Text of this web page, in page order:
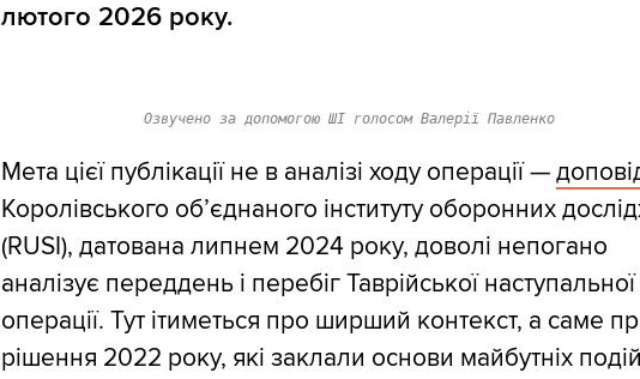
лютого 2026 року.
Озвучено за допомогою ШІ голосом Валерії Павленко
Мета цієї публікації не в аналізі ходу операції —
Королівського об’єднаного інституту оборонних
(RUSI), датована липнем 2024 року, доволі непогано
аналізує переддень і перебіг Таврійської наступальної
операції. Тут ітиметься про ширший контекст, а саме
рішення 2022 року, які заклали основи майбутніх